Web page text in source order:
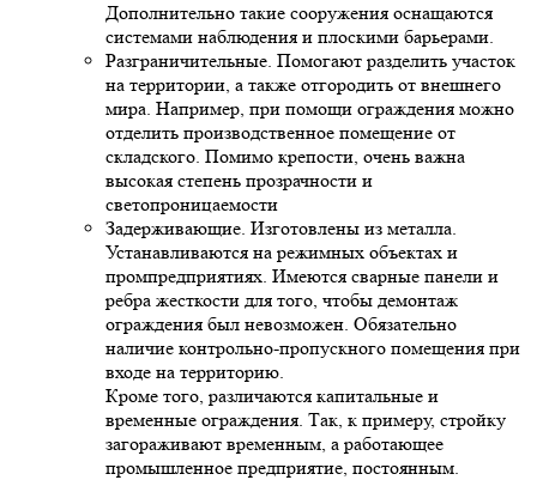
Дополнительно такие сооружения оснащаются
системами наблюдения и плоскими барьерами.
Разграничительные. Помогают разделить участок
на территории, а также отгородить от внешнего
мира. Например, при помощи ограждения можно
отделить производственное помещение от
складского. Помимо крепости, очень важна
высокая степень прозрачности и
светопроницаемости
Задерживающие. Изготовлены из металла.
Устанавливаются на режимных объектах и
промпредприятиях. Имеются сварные панели и
ребра жесткости для того, чтобы демонтаж
ограждения был невозможен. Обязательно
наличие контрольно-пропускного помещения при
входе на территорию.
Кроме того, различаются капитальные и
временные ограждения. Так, к примеру, стройку
загораживают временным, а работающее
промышленное предприятие, постоянным.